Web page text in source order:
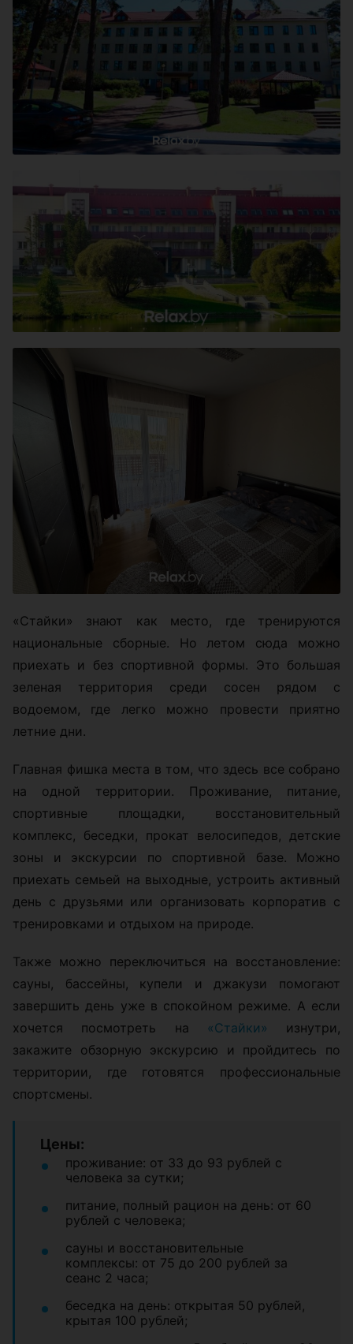
«Стайки» знают как место, где тренируются
национальные сборные. Но летом сюда можно
приехать и без спортивной формы. Это большая
зеленая территория среди сосен рядом с
водоемом, где легко можно провести приятно
летние дни.
Главная фишка места в том, что здесь все собрано
на одной территории. Проживание, питание,
спортивные площадки, восстановительный
комплекс, беседки, прокат велосипедов, детские
зоны и экскурсии по спортивной базе. Можно
приехать семьей на выходные, устроить активный
день с друзьями или организовать корпоратив с
тренировками и отдыхом на природе.
Также можно переключиться на восстановление:
сауны, бассейны, купели и джакузи помогают
завершить день уже в спокойном режиме. А если
хочется посмотреть на «Стайки» изнутри,
закажите обзорную экскурсию и пройдитесь по
территории, где готовятся профессиональные
спортсмены.
Цены:
проживание: от 33 до 93 рублей с
человека за сутки;
питание, полный рацион на день: от 60
рублей с человека;
сауны и восстановительные
комплексы: от 75 до 200 рублей за
сеанс 2 часа;
беседка на день: открытая 50 рублей,
крытая 100 рублей;